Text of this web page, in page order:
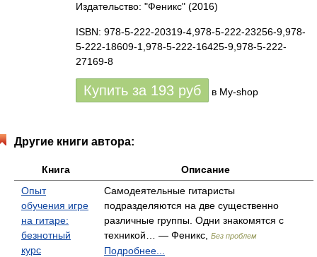
Издательство: "Феникс" (2016)
ISBN: 978-5-222-20319-4,978-5-222-23256-9,978-
5-222-18609-1,978-5-222-16425-9,978-5-222-
27169-8
Купить за 193 руб в My-shop
Другие книги автора:
Книга
Описание
Опыт
обучения игре
на гитаре:
безнотный
курс
Самодеятельные гитаристы
подразделяются на две существенно
различные группы. Одни знакомятся с
техникой… — Феникс,
Без проблем
Подробнее...